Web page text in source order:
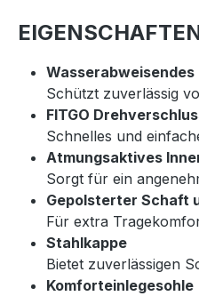
Schützt zuverlässig
FITGO
Schnelles und
Atmungsaktives
Sorgt für ein
Gepolsterter Schaft
Für extra
Stahlkappe
Bietet zuverlässigen
Komforteinlegesohle